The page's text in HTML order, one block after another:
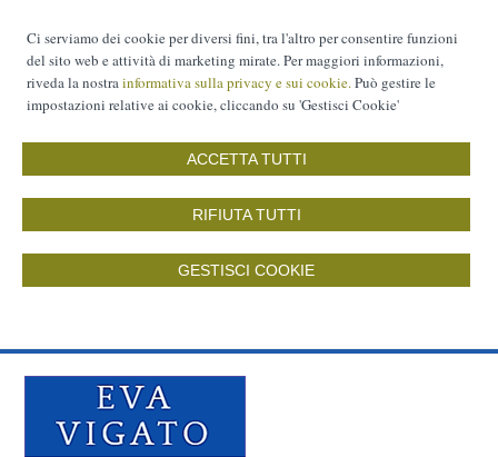
Ci serviamo dei cookie per diversi fini, tra l'altro per consentire funzioni
del sito web e attività di marketing mirate. Per maggiori informazioni,
riveda la nostrainformativa sulla privacy e sui cookie.Può gestire le
impostazioni relative ai cookie, cliccando su 'Gestisci Cookie'
ACCETTA TUTTI
RIFIUTA TUTTI
GESTISCI COOKIE